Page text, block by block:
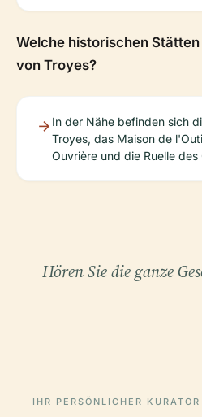
Welche historischen
von Troyes?
In der Nähe befinden sich
Troyes, das Maison de
Ouvrière und die Ruelle des
Hören Sie die ganze
IHR PERSÖNLICHER KURATOR